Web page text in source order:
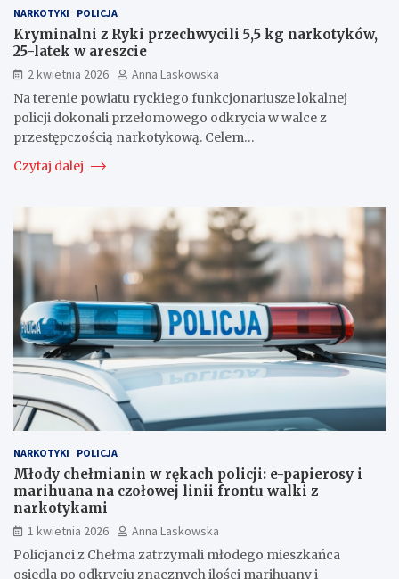
NARKOTYKI POLICJA
Kryminalni z Ryki przechwycili 5,5 kg narkotyków,
25-latek w areszcie
2 kwietnia 2026
Anna Laskowska
Na terenie powiatu ryckiego funkcjonariusze lokalnej
policji dokonali przełomowego odkrycia w walce z
przestępczością narkotykową. Celem…
Czytaj dalej
NARKOTYKI POLICJA
Młody chełmianin w rękach policji: e-papierosy i
marihuana na czołowej linii frontu walki z
narkotykami
1 kwietnia 2026
Anna Laskowska
Policjanci z Chełma zatrzymali młodego mieszkańca
osiedla po odkryciu znacznych ilości marihuany i